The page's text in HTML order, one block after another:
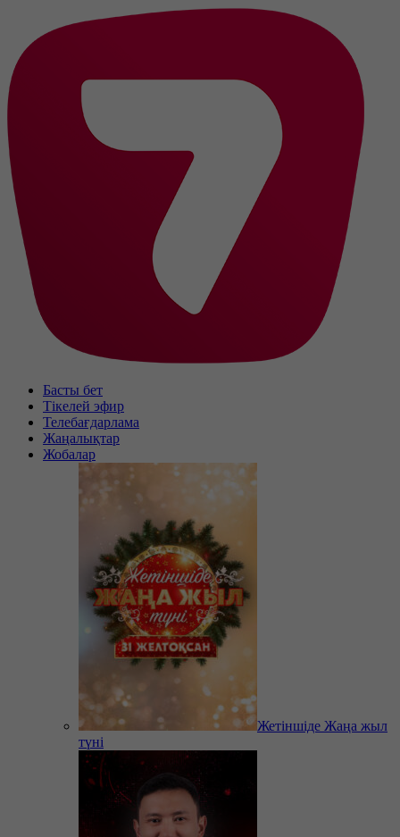
Басты бет
Тікелей эфир
Телебағдарлама
Жаңалықтар
Жобалар
Жетіншіде Жаңа жыл
түні